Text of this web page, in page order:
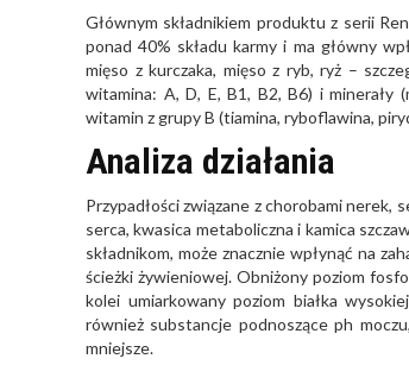
Głównym składnikiem produktu z serii
ponad 40% składu karmy i ma główny
mięso z kurczaka, mięso z ryb, ryż –
witamina: A, D, E, B1, B2, B6) i minerały
witamin z grupy B (tiamina, ryboflawina,
Analiza działania
Przypadłości związane z chorobami
serca, kwasica metaboliczna i kamica
składnikom, może znacznie wpłynąć na
ścieżki żywieniowej. Obniżony poziom
kolei umiarkowany poziom białka
również substancje podnoszące ph
mniejsze.